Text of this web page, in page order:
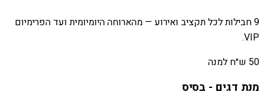
9 חבילות לכל תקציב ואירוע — מהארוחה היומיומית ועד הפרימיום
VIP.
50 ש״ח למנה
מנת דגים - בסיס